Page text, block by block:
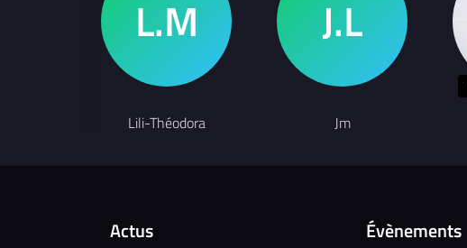
Lili-Théodora Jm
Actus Évènements